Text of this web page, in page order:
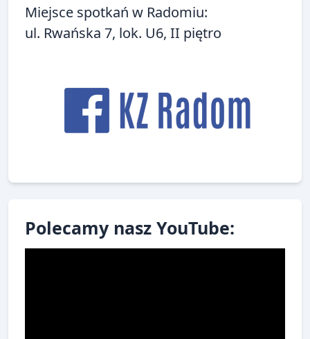
Miejsce spotkań w Radomiu:
ul. Rwańska 7, lok. U6, II piętro
Polecamy nasz YouTube: